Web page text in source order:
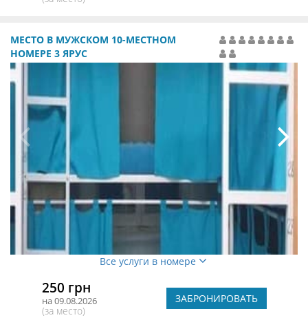
МЕСТО В МУЖСКОМ 10-МЕСТНОМ
НОМЕРЕ 3 ЯРУС
Все услуги в номере
250 грн
на 09.08.2026
(за место)
ЗАБРОНИРОВАТЬ